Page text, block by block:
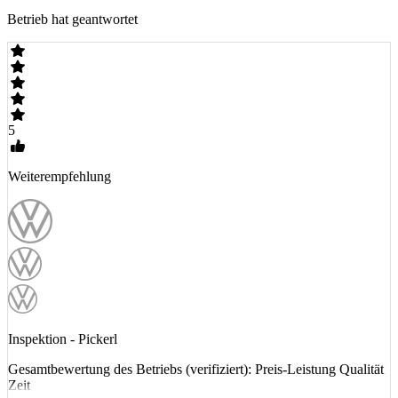
Betrieb hat geantwortet
5
Weiterempfehlung
Inspektion - Pickerl
Gesamtbewertung des Betriebs (verifiziert): Preis-Leistung Qualität
Zeit